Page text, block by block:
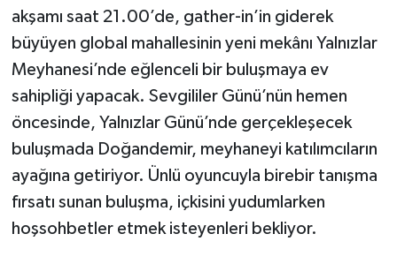
akşamı saat 21.00’de, gather-in’in giderek
büyüyen global mahallesinin yeni mekânı Yalnızlar
Meyhanesi’nde eğlenceli bir buluşmaya ev
sahipliği yapacak. Sevgililer Günü’nün hemen
öncesinde, Yalnızlar Günü’nde gerçekleşecek
buluşmada Doğandemir, meyhaneyi katılımcıların
ayağına getiriyor. Ünlü oyuncuyla birebir tanışma
fırsatı sunan buluşma, içkisini yudumlarken
hoşsohbetler etmek isteyenleri bekliyor.